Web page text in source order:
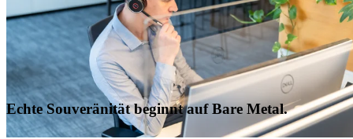
Echte Souveränität beginnt auf Bare Metal.